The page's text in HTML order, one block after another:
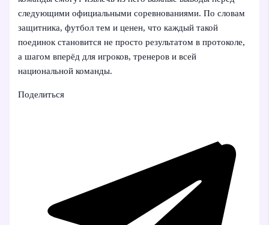
следующими официальными соревнованиями. По словам
защитника, футбол тем и ценен, что каждый такой
поединок становится не просто результатом в протоколе,
а шагом вперёд для игроков, тренеров и всей
национальной команды.
Поделиться